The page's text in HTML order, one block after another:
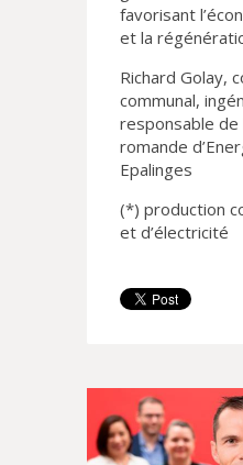
favorisant
et la
Richard Golay,
communal,
responsable de
romande
Epalinges
(*) production
et d’électricité